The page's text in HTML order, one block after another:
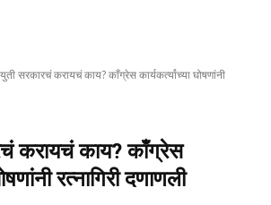
सरकारचं करायचं काय? काँग्रेस कार्यकर्त्यांच्या घोषणांनी
करायचं काय? काँग्रेस
रत्नागिरी दणाणली